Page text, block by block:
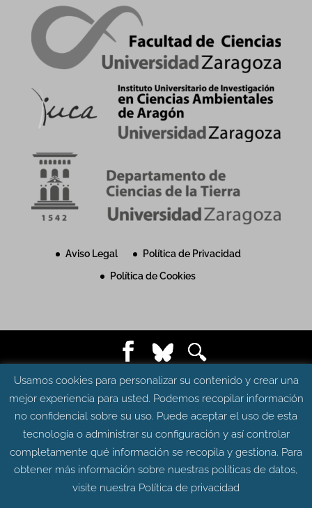
Aviso Legal
Política de Privacidad
Política de Cookies
© Grupo Aragosaurus 2023.
Universidad de Zaragoza. Facultad de Ciencias.
Edificio de Geológicas. Pedro Cerbuna 12 - 50009
ZARAGOZA
Diseño web:Intesiscon
Usamos cookies para personalizar su contenido y crear una
mejor experiencia para usted. Podemos recopilar información
no confidencial sobre su uso. Puede aceptar el uso de esta
tecnología o administrar su configuración y así controlar
completamente qué información se recopila y gestiona. Para
obtener más información sobre nuestras políticas de datos,
visite nuestra Política de privacidad